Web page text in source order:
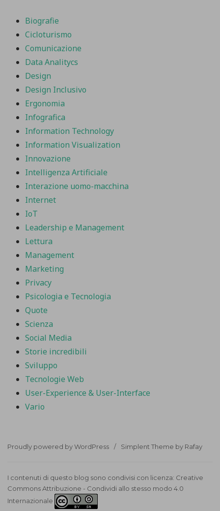
Biografie
Cicloturismo
Comunicazione
Data Analitycs
Design
Design Inclusivo
Ergonomia
Infografica
Information Technology
Information Visualization
Innovazione
Intelligenza Artificiale
Interazione uomo-macchina
Internet
IoT
Leadership e Management
Lettura
Management
Marketing
Privacy
Psicologia e Tecnologia
Quote
Scienza
Social Media
Storie incredibili
Sviluppo
Tecnologie Web
User-Experience & User-Interface
Vario
Proudly powered by WordPress Simplent Theme by Rafay
I contenuti di questo blog sono condivisi con licenza: Creative
Commons Attribuzione - Condividi allo stesso modo 4.0
Internazionale